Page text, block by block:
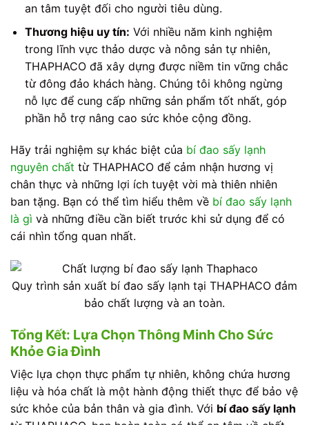
an tâm tuyệt đối cho người tiêu dùng.
Thương hiệu uy tín: Với nhiều năm kinh nghiệm
trong lĩnh vực thảo dược và nông sản tự nhiên,
THAPHACO đã xây dựng được niềm tin vững chắc
từ đông đảo khách hàng. Chúng tôi không ngừng
nỗ lực để cung cấp những sản phẩm tốt nhất, góp
phần hỗ trợ nâng cao sức khỏe cộng đồng.
Hãy trải nghiệm sự khác biệt của bí đao sấy lạnh
nguyên chất từ THAPHACO để cảm nhận hương vị
chân thực và những lợi ích tuyệt vời mà thiên nhiên
ban tặng. Bạn có thể tìm hiểu thêm về bí đao sấy lạnh
là gì và những điều cần biết trước khi sử dụng để có
cái nhìn tổng quan nhất.
Quy trình sản xuất bí đao sấy lạnh tại THAPHACO đảm
bảo chất lượng và an toàn.
Tổng Kết: Lựa Chọn Thông Minh Cho Sức
Khỏe Gia Đình
Việc lựa chọn thực phẩm tự nhiên, không chứa hương
liệu và hóa chất là một hành động thiết thực để bảo vệ
sức khỏe của bản thân và gia đình. Với bí đao sấy lạnh